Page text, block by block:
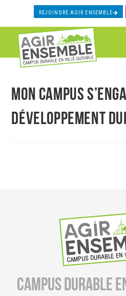
REJOINDRE AGIR ENSEMBLE
Mon campus
développement
CAMPUS DURABLE